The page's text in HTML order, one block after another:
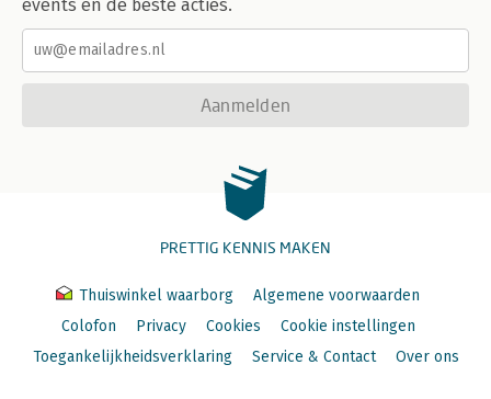
events en de beste acties.
Aanmelden
PRETTIG KENNIS MAKEN
Thuiswinkel waarborg
Algemene voorwaarden
Colofon
Privacy Cookies
Cookie instellingen
Toegankelijkheidsverklaring
Service & Contact Over ons